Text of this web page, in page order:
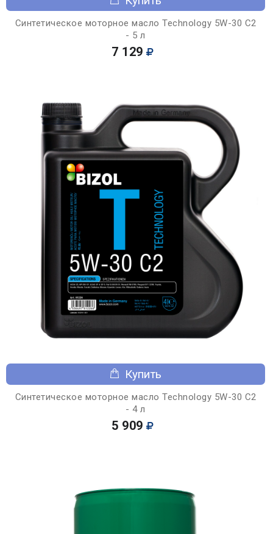
Синтетическое моторное масло Technology 5W-30 C2
- 5 л
7 129
Купить
Синтетическое моторное масло Technology 5W-30 C2
- 4 л
5 909